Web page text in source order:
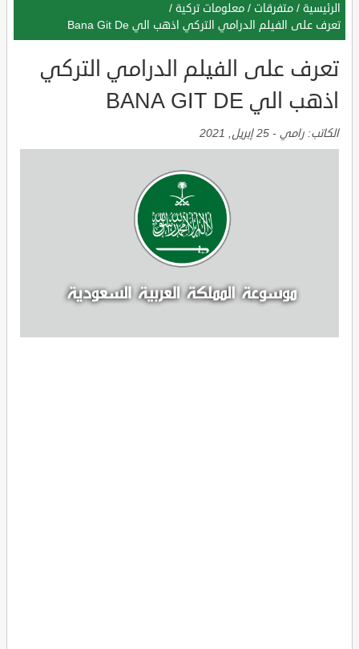
الرئيسية / متفرقات / معلومات تركية /
تعرف على الفيلم الدرامي التركي اذهب الي Bana Git De
تعرف على الفيلم الدرامي التركي
اذهب الي BANA GIT DE
الكاتب: رامي - 25 إبريل, 2021